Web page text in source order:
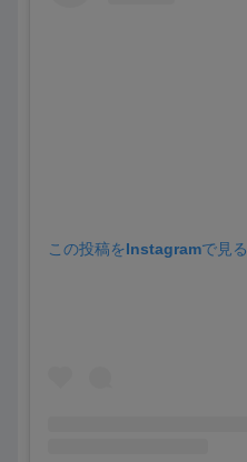
この投稿をInstagramで見る